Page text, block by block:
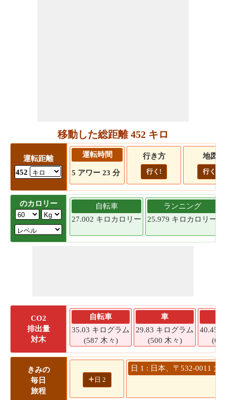
移動した総距離 452 キロ
運転距離
452
運転時間
5 アワー 23 分
行き方
行く!
地図
行く!
のカロリー
自転車
27.002 キロカロリー
ランニング
25.979 キロカロリー
CO2
排出量
対木
自転車
35.03 キログラム
(587 木々)
車
29.83 キログラム
(500 木々)
40.45
きみの
毎日
旅程
+ 日 2
日 1 : 日本、〒532-0011